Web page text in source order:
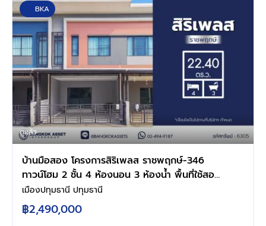
BKA
ดูแล้ว
บ้านมือสอง โครงการสิริเพลส ราชพฤกษ์-346
ทาวน์โฮม 2 ชั้น 4 ห้องนอน 3 ห้องน้ำ พื้นที่ใช้สอย
133 ตร.ม. ที่ดิน 22.4 ตร.ว. ทำเลราชพฤกษ์-346
เมืองปทุมธานี โครงการแสนสิริ เดินทางสะดวก
พร้อมเข้าอยู่
เมืองปทุมธานี ปทุมธานี
฿2,490,000